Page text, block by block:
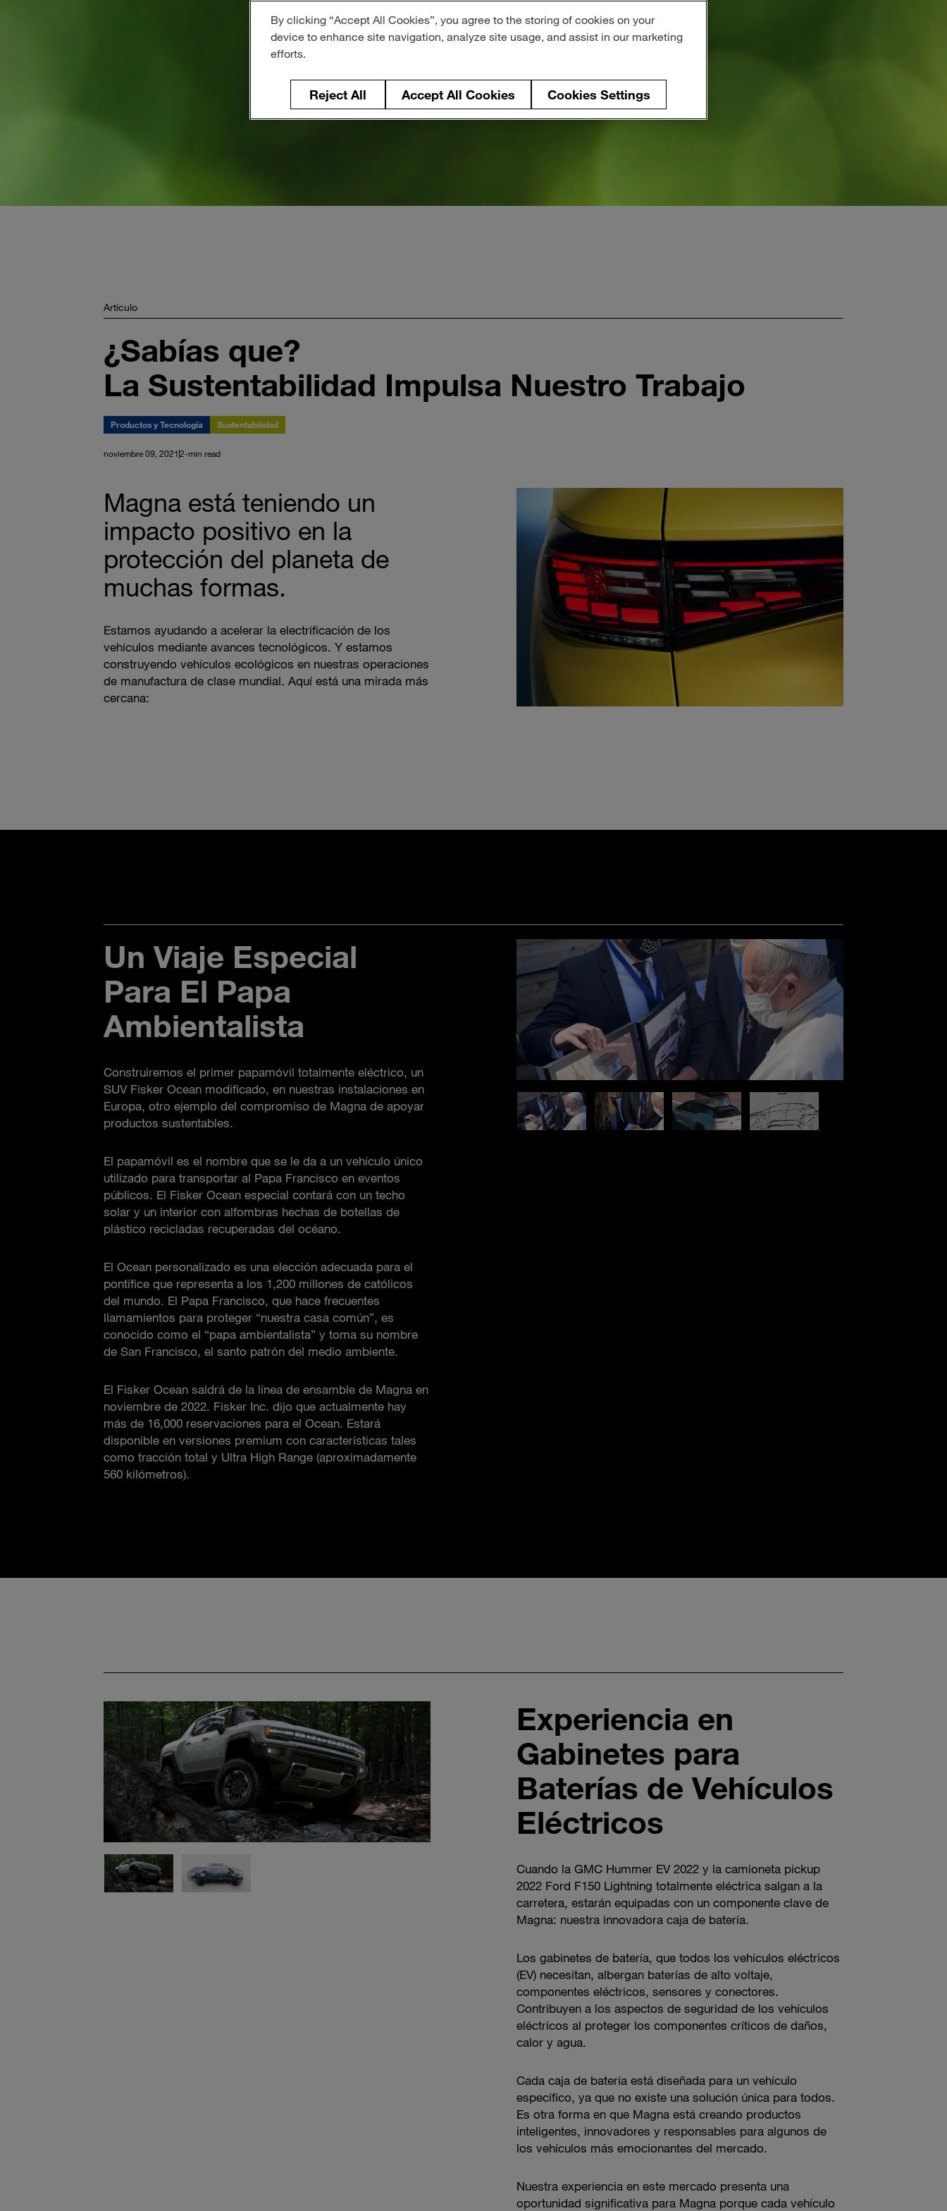
Artículo
¿Sabías que?
La Sustentabilidad Impulsa Nuestro Trabajo
Productos y Tecnología Sustentabilidad
noviembre 09, 20212-min read
Magna está teniendo un
impacto positivo en la
protección del planeta de
muchas formas.
Estamos ayudando a acelerar la electrificación de los
vehículos mediante avances tecnológicos. Y estamos
construyendo vehículos ecológicos en nuestras operaciones
de manufactura de clase mundial. Aquí está una mirada más
cercana:
Un Viaje Especial
Para El Papa
Ambientalista
Construiremos el primer papamóvil totalmente eléctrico, un
SUV Fisker Ocean modificado, en nuestras instalaciones en
Europa, otro ejemplo del compromiso de Magna de apoyar
productos sustentables.
El papamóvil es el nombre que se le da a un vehículo único
utilizado para transportar al Papa Francisco en eventos
públicos. El Fisker Ocean especial contará con un techo
solar y un interior con alfombras hechas de botellas de
plástico recicladas recuperadas del océano.
El Ocean personalizado es una elección adecuada para el
pontífice que representa a los 1,200 millones de católicos
del mundo. El Papa Francisco, que hace frecuentes
llamamientos para proteger “nuestra casa común”, es
conocido como el “papa ambientalista” y toma su nombre
de San Francisco, el santo patrón del medio ambiente.
El Fisker Ocean saldrá de la línea de ensamble de Magna en
noviembre de 2022. Fisker Inc. dijo que actualmente hay
más de 16,000 reservaciones para el Ocean. Estará
disponible en versiones premium con características tales
como tracción total y Ultra High Range (aproximadamente
560 kilómetros).
Experiencia en
Gabinetes para
Baterías de Vehículos
Eléctricos
Cuando la GMC Hummer EV 2022 y la camioneta pickup
2022 Ford F150 Lightning totalmente eléctrica salgan a la
carretera, estarán equipadas con un componente clave de
Magna: nuestra innovadora caja de batería.
Los gabinetes de batería, que todos los vehículos eléctricos
(EV) necesitan, albergan baterías de alto voltaje,
componentes eléctricos, sensores y conectores.
Contribuyen a los aspectos de seguridad de los vehículos
eléctricos al proteger los componentes críticos de daños,
calor y agua.
Cada caja de batería está diseñada para un vehículo
específico, ya que no existe una solución única para todos.
Es otra forma en que Magna está creando productos
inteligentes, innovadores y responsables para algunos de
los vehículos más emocionantes del mercado.
Nuestra experiencia en este mercado presenta una
oportunidad significativa para Magna porque cada vehículo
By clicking “Accept All Cookies”, you agree to the storing of cookies on your
device to enhance site navigation, analyze site usage, and assist in our marketing
efforts.
Reject All Accept All Cookies Cookies Settings